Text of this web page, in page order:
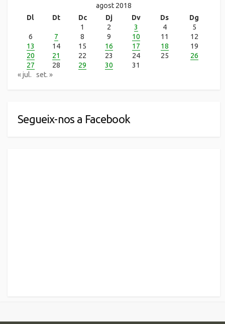
agost 2018
Dl
Dt Dc Dj Dv Ds
Dg
1
2 3 4
5
6
7 8 9 10 11
12
13
14 15 16 17 18
19
20
21 22 23 24 25
26
27
28 29 30
31
« jul.
set. »
Segueix-nos a Facebook